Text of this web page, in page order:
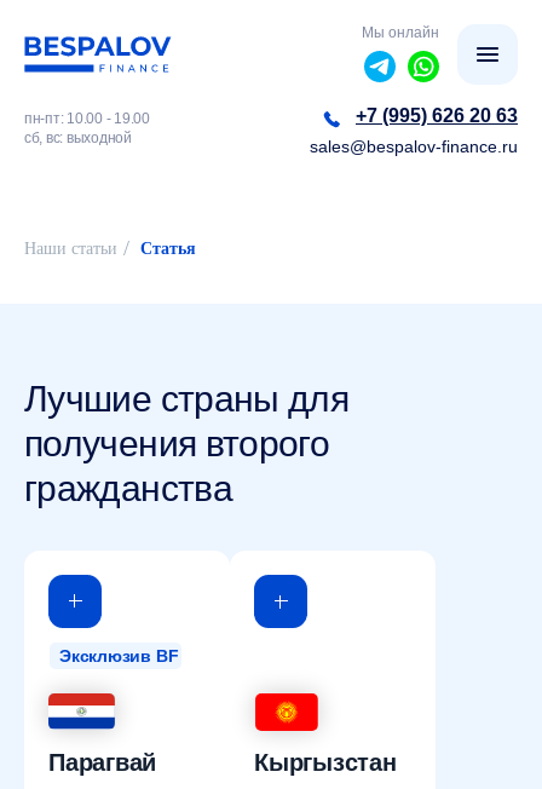
sales@bespalov-finance.ru
+7 (995) 626 20 63
Мы онлайн
пн-пт: 10.00 - 19.00
сб, вс: выходной
Наши статьи / Статья
Лучшие страны для
получения второго
гражданства
Эксклюзив BF
Парагвай Кыргызстан